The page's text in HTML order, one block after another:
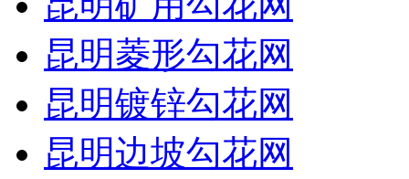
昆明菱形勾花网
昆明镀锌勾花网
昆明边坡勾花网